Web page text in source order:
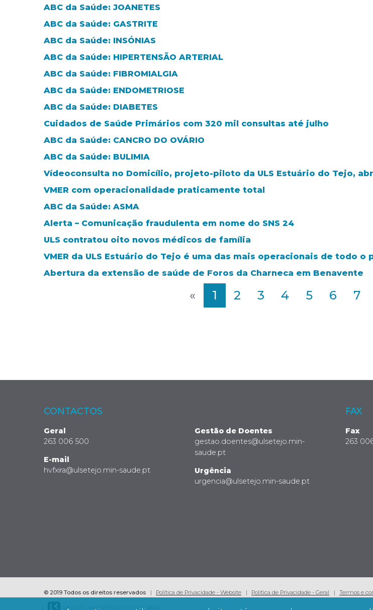
ABC da Saúde: JOANETES
ABC da Saúde: GASTRITE
ABC da Saúde: INSÓNIAS
ABC da Saúde: HIPERTENSÃO ARTERIAL
ABC da Saúde: FIBROMIALGIA
ABC da Saúde: ENDOMETRIOSE
ABC da Saúde: DIABETES
Cuidados de Saúde Primários com 320 mil consultas até julho
ABC da Saúde: CANCRO DO OVÁRIO
ABC da Saúde: BULIMIA
Vídeoconsulta no Domicílio, projeto-piloto da ULS Estuário do Tejo,
VMER com operacionalidade praticamente total
ABC da Saúde: ASMA
Alerta – Comunicação fraudulenta em nome do SNS 24
ULS contratou oito novos médicos de família
VMER da ULS Estuário do Tejo é uma das mais operacionais de todo o
Abertura da extensão de saúde de Foros da Charneca em Benavente
« 1 2 3 4 5 6 7
CONTACTOS
Geral
263 006 500
E-mail
hvfxira@ulsetejo.min-saude.pt
Gestão de Doentes
gestao.doentes@ulsetejo.min-
saude.pt
Urgência
urgencia@ulsetejo.min-saude.pt
FAX
Fax
263
© 2019 Todos os direitos reservados Política de Privacidade - Website Política de Privacidade - Geral Termos e
LK COM - MARKETING OF TOMORROW